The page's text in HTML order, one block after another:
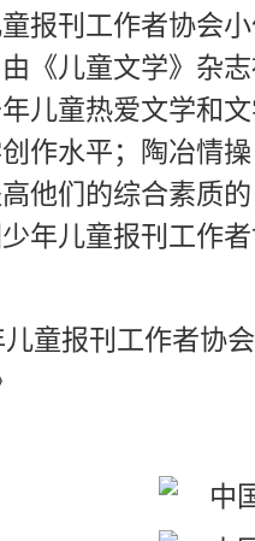
报刊工作者协会
《儿童文学》杂
儿童热爱文学和
作水平；陶冶情
他们的综合素质
年儿童报刊工作
儿童报刊工作者协